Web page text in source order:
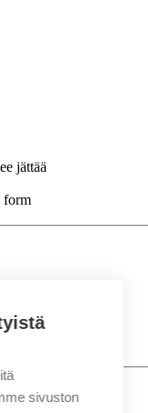
jättää
form
sivuston